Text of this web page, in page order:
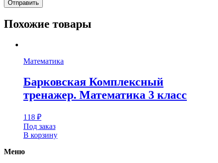
Похожие товары
Математика
Барковская Комплексный
тренажер. Математика 3 класс
118 ₽
Под заказ
В корзину
Меню